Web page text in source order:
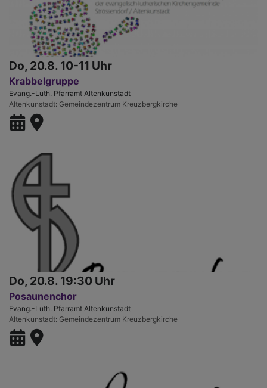
Do, 20.8. 10-11 Uhr
Krabbelgruppe
Evang.-Luth. Pfarramt Altenkunstadt
Altenkunstadt Gemeindezentrum Kreuzbergkirche
Do, 20.8. 19:30 Uhr
Posaunenchor
Evang.-Luth. Pfarramt Altenkunstadt
Altenkunstadt Gemeindezentrum Kreuzbergkirche